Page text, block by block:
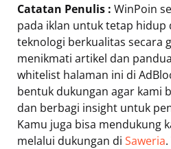
Catatan Penulis : WinPoin
pada iklan untuk tetap hidup
teknologi berkualitas secara
menikmati artikel dan
whitelist halaman ini di
bentuk dukungan agar kami
dan berbagi insight untuk
Kamu juga bisa mendukung
melalui dukungan di Saweria